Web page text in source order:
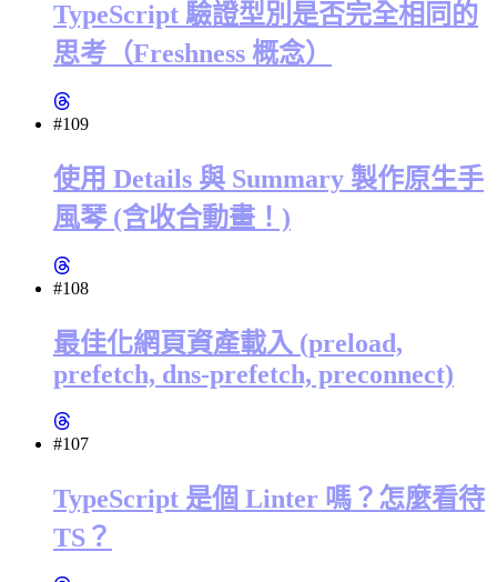
TypeScript 驗證型別是否完全相同的
思考（Freshness 概念）
#109
使用 Details 與 Summary 製作原生手
風琴 (含收合動畫！)
#108
最佳化網頁資產載入 (preload,
prefetch, dns-prefetch, preconnect)
#107
TypeScript 是個 Linter 嗎？怎麼看待
TS？